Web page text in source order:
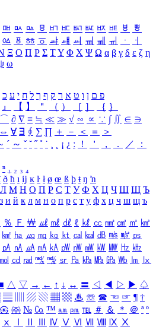
ㅮ ㅯ ㅰ ㅱ ㅲ ㅳ ㅴ ㅵ ㅶ ㅷ ㅸ
ㅹ
ㆃ ㆄ ㆅ ㆆ ㆇ ㆈ ㆉ ㆊ ㆋ ㆌ ㆍ
ㆎ
Ξ Ο Π Ρ Σ ΤΥ Φ Χ Ψ Ω α β γ δ ε ζ η
ω
פ ם ן ו ט א ר ק ף ך ל ח י ע כ
』 【 】 ＂ （ ） ［ ］ ｛ ｝
⌒ ∂ ∇ ≡ ≒ ≪ ≫ √ ∽ ∝ ∵ ∫ ∬ ∈ ∋
⇔ ∀ ∃ ∮ ∑ ∏ ＋ － ＜ ＝
＞
´ ～ ˇ ˘ ˝ ˚ ˙ ¸ ¡ ¿ ː ！ ＇ ， ． ／
：
ⁿ ₁ ₂ ₃ ₄
ð ħ ı ĳ ĸ ŀ ł ø œ ß þ ŧ ŋ ŉ
Л М Н О П Р С Т У Ф Х Ц Ч Ш Щ Ъ
з и й к л м н о п р с т у ф х ц ч ш щ ъ
％ Ｆ ￦ ㎕ ㎖ ㎗ ℓ ㎘ ㏄ ㎣ ㎤ ㎥ ㎦
㎢ ㏊ ㎍ ㎎ ㎏ ㏏ ㎈ ㎉ ㏈ ㎧ ㎨ ㎰
㎀ ㎁ ㎂ ㎃ ㎄ ㎺ ㎻ ㎽ ㎾ ㎿ ㎐ ㎑
㏖ ㏅ ㎭ ㎮ ㎯ ㏛ ㎩ ㎪ ㎫ ㎬ ㏝ ㏐
㏓
△ ▽ → ← ↑ ↓ ↔ 〓 ◁ ◀ ▷ ▶ ♤
▤ ▨ ▧ ▦ ▩ ♨ ☏ ☎ ☜ ☞ ¶ †
㉿ ㈜ № ㏇ ™ ㏂ ㏘ ℡ ＃ ＆ ＊ ＠ ª º
ⅹ Ⅳ Ⅴ Ⅵ Ⅶ Ⅷ Ⅸ Ⅹ